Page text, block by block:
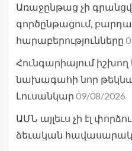
Առաջընթաց չի
գործընթացում,
հարաբերությունները
Հունգարիայում իշխող
նախագահի նոր
Լուսանկար 09/08/2026
ԱՄՆ այլեւս չի էլ
ձեւական